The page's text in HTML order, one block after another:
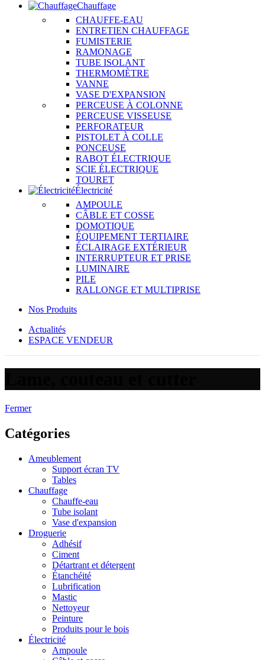
Chauffage
CHAUFFE-EAU
ENTRETIEN CHAUFFAGE
FUMISTERIE
RAMONAGE
TUBE ISOLANT
THERMOMÈTRE
VANNE
VASE D'EXPANSION
PERCEUSE À COLONNE
PERCEUSE VISSEUSE
PERFORATEUR
PISTOLET À COLLE
PONCEUSE
RABOT ÉLECTRIQUE
SCIE ÉLECTRIQUE
TOURET
Électricité
AMPOULE
CÂBLE ET COSSE
DOMOTIQUE
ÉQUIPEMENT TERTIAIRE
ÉCLAIRAGE EXTÉRIEUR
INTERRUPTEUR ET PRISE
LUMINAIRE
PILE
RALLONGE ET MULTIPRISE
Nos Produits
Actualités
ESPACE VENDEUR
Fermer
Catégories
Ameublement
Support écran TV
Tables
Chauffage
Chauffe-eau
Tube isolant
Vase d'expansion
Droguerie
Adhésif
Ciment
Détartrant et détergent
Étanchéité
Lubrification
Mastic
Nettoyeur
Peinture
Produits pour le bois
Électricité
Ampoule